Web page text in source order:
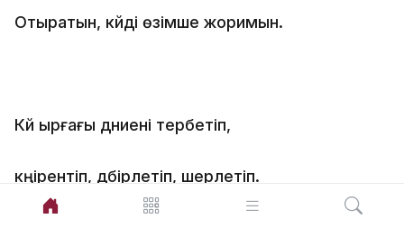
Отыратын, күйді өзімше жоримын.
Күй ырғағы дүниені тербетіп,
күңірентіп, дүбірлетіп, шерлетіп.